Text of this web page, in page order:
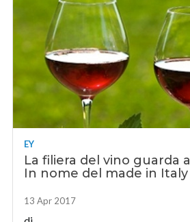
EY
La filiera del vino guarda
In nome del made in Italy
13 Apr 2017